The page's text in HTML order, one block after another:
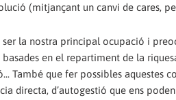
(mitjançant un canvi de cares,
ser la nostra principal ocupació i
en el repartiment de la
També que fer possibles aquestes
directa, d’autogestió que ens